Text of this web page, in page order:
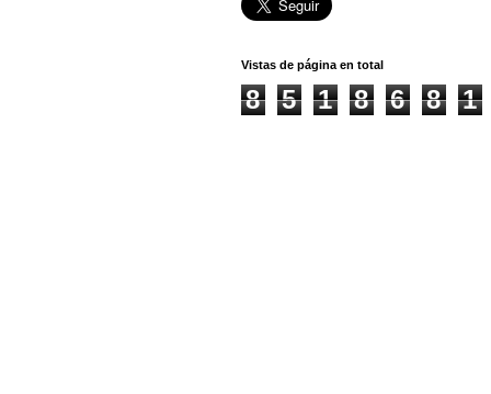
Vistas de página en total
8 5 1 8 6 8 1